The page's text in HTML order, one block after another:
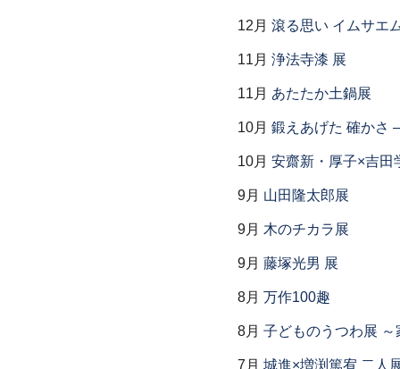
12月 滾る思い イムサエ
11月 浄法寺漆 展
11月 あたたか土鍋展
10月 鍛えあげた 確かさ
10月 安齋新・厚子×吉田
9月 山田隆太郎展
9月 木のチカラ展
9月 藤塚光男 展
8月 万作100趣
8月 子どものうつわ展
7月 城進×増渕篤宥 二人